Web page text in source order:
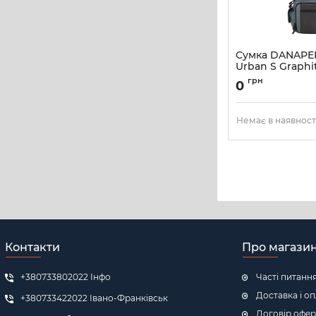
Сумка
Urban S
Артикул:
0 грн
Немає в
Контакти
+380733802022 Інфо
+380733422022 Івано-Франківськ
Про
Часті питання
Доставка і
Договір